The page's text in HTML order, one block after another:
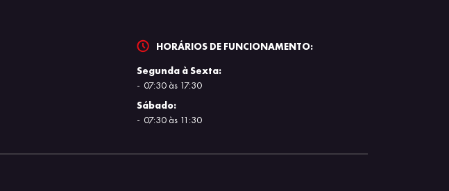
HORÁRIOS DE FUNCIONAMENTO:
Segunda à Sexta:
07:30 às 17:30
Sábado:
07:30 às 11:30